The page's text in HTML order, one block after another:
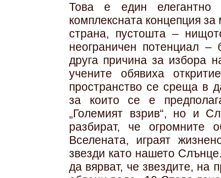
Това е един
комплексната концепция
страна, пустошта –
неограничен потенциал
друга причина за избора
учените обявиха
пространство се среща в
за които се е
„Големият взрив“, но и
разбират, че огромните
Вселената, играят
звезди като нашето
да вярват, че звездите, на